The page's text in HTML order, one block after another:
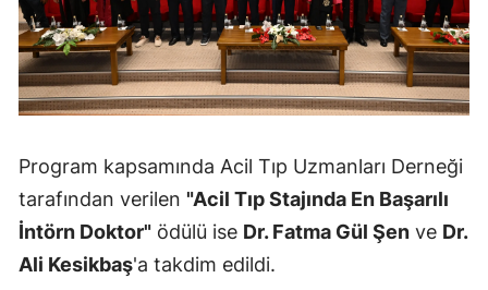
Program kapsamında Acil Tıp Uzmanları Derneği
tarafından verilen "Acil Tıp Stajında En Başarılı
İntörn Doktor" ödülü ise Dr. Fatma Gül Şen ve Dr.
Ali Kesikbaş'a takdim edildi.